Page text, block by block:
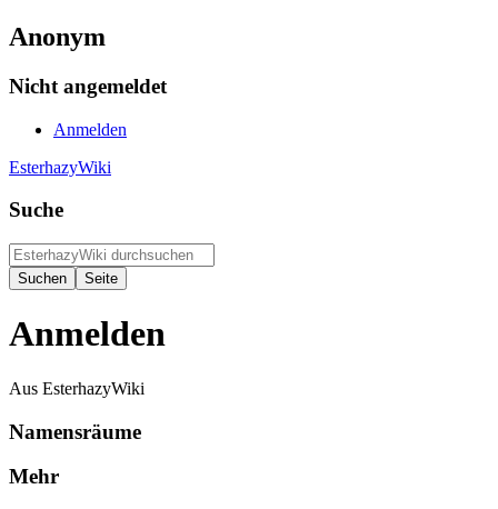
Anonym
Nicht angemeldet
Anmelden
EsterhazyWiki
Suche
Anmelden
Aus EsterhazyWiki
Namensräume
Mehr